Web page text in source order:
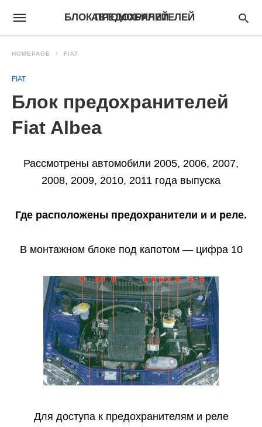
БЛОК ПРЕДОХРАНИТЕЛЕЙ АВТОМОБИЛЕЙ
HOMEPAGE FIAT
FIAT
Блок предохранителей
Fiat Albea
Рассмотрены автомобили 2005, 2006, 2007,
2008, 2009, 2010, 2011 года выпуска
Где расположены предохранители и и реле.
В монтажном блоке под капотом — цифра 10
Для доступа к предохранителям и реле